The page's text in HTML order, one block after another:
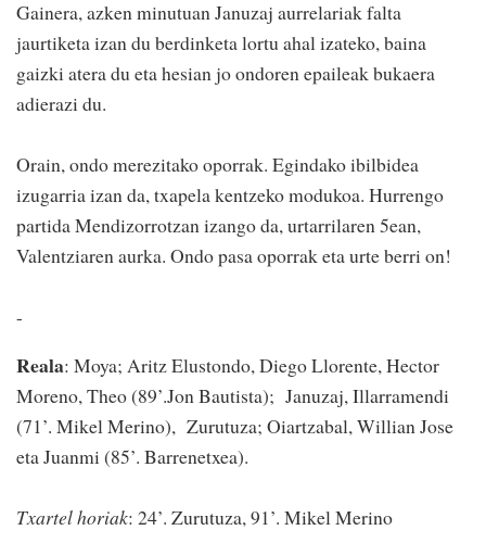
Gainera, azken minutuan Januzaj aurrelariak falta
jaurtiketa izan du berdinketa lortu ahal izateko, baina
gaizki atera du eta hesian jo ondoren epaileak bukaera
adierazi du.
Orain, ondo merezitako oporrak. Egindako ibilbidea
izugarria izan da, txapela kentzeko modukoa. Hurrengo
partida Mendizorrotzan izango da, urtarrilaren 5ean,
Valentziaren aurka. Ondo pasa oporrak eta urte berri on!
-
Reala: Moya; Aritz Elustondo, Diego Llorente, Hector
Moreno, Theo (89’.Jon Bautista); Januzaj, Illarramendi
(71’. Mikel Merino), Zurutuza; Oiartzabal, Willian Jose
eta Juanmi (85’. Barrenetxea).
Txartel horiak: 24’. Zurutuza, 91’. Mikel Merino